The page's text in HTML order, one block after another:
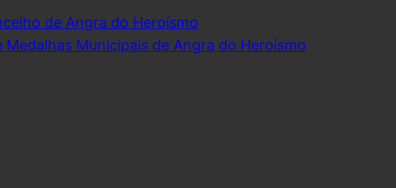
de Angra do Heroísmo
Medalhas Municipais de Angra do Heroísmo